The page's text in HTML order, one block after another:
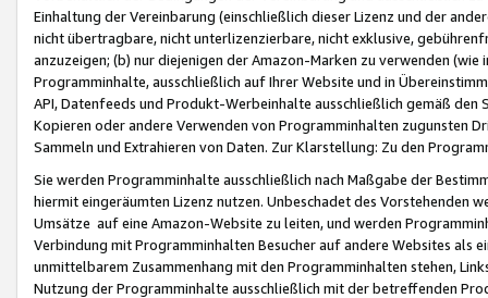
Einhaltung der Vereinbarung (einschließlich dieser Lizenz und der
nicht übertragbare, nicht unterlizenzierbare, nicht exklusive,
anzuzeigen; (b) nur diejenigen der Amazon-Marken zu verwenden
Programminhalte, ausschließlich auf Ihrer Website und in
API, Datenfeeds und Produkt-Werbeinhalte ausschließlich gemäß
Kopieren oder andere Verwenden von Programminhalten zugunsten
Sammeln und Extrahieren von Daten. Zur Klarstellung: Zu den
Sie werden Programminhalte ausschließlich nach Maßgabe der
hiermit eingeräumten Lizenz nutzen. Unbeschadet des Vorstehenden
Umsätze auf eine Amazon-Website zu leiten, und werden
Verbindung mit Programminhalten Besucher auf andere Websites als
unmittelbarem Zusammenhang mit den Programminhalten stehen,
Nutzung der Programminhalte ausschließlich mit der betreffenden